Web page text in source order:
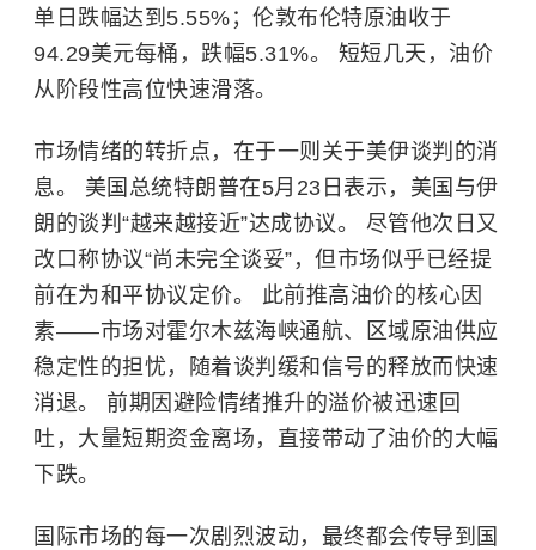
单日跌幅达到5.55%；伦敦布伦特原油收于
94.29美元每桶，跌幅5.31%。 短短几天，油价
从阶段性高位快速滑落。
市场情绪的转折点，在于一则关于美伊谈判的消
息。 美国总统特朗普在5月23日表示，美国与伊
朗的谈判“越来越接近”达成协议。 尽管他次日又
改口称协议“尚未完全谈妥”，但市场似乎已经提
前在为和平协议定价。 此前推高油价的核心因
素——市场对霍尔木兹海峡通航、区域原油供应
稳定性的担忧，随着谈判缓和信号的释放而快速
消退。 前期因避险情绪推升的溢价被迅速回
吐，大量短期资金离场，直接带动了油价的大幅
下跌。
国际市场的每一次剧烈波动，最终都会传导到国